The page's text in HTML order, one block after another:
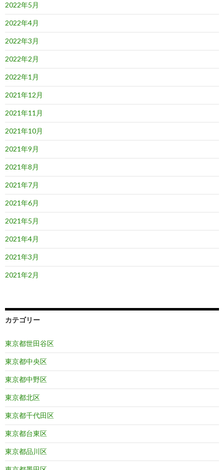
2022年5月
2022年4月
2022年3月
2022年2月
2022年1月
2021年12月
2021年11月
2021年10月
2021年9月
2021年8月
2021年7月
2021年6月
2021年5月
2021年4月
2021年3月
2021年2月
カテゴリー
東京都世田谷区
東京都中央区
東京都中野区
東京都北区
東京都千代田区
東京都台東区
東京都品川区